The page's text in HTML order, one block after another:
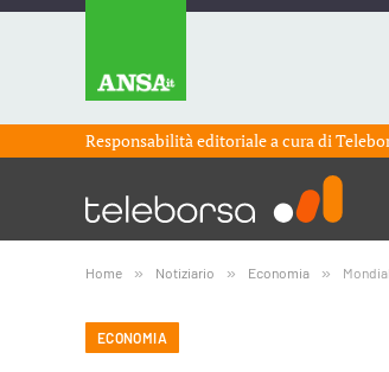
Responsabilità editoriale a cura di
Home » Notiziario » Economia »
ECONOMIA